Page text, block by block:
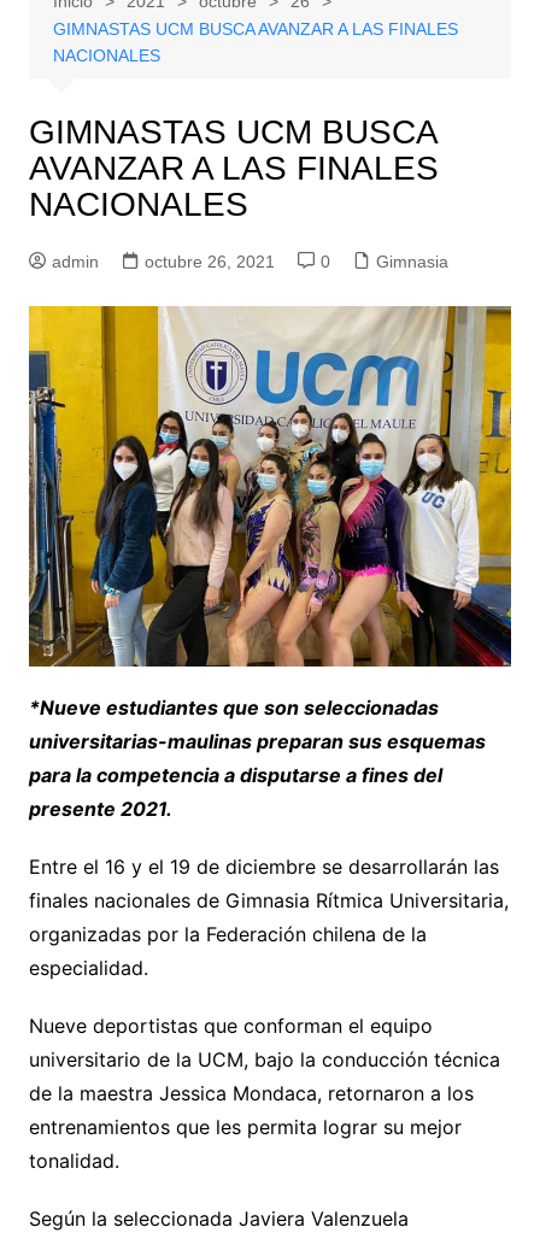
GIMNASTAS UCM BUSCA AVANZAR A LAS FINALES
NACIONALES
GIMNASTAS UCM BUSCA
AVANZAR A LAS FINALES
NACIONALES
admin octubre 26, 2021 0 Gimnasia
*Nueve estudiantes que son seleccionadas
universitarias-maulinas preparan sus esquemas
para la competencia a disputarse a fines del
presente 2021.
Entre el 16 y el 19 de diciembre se desarrollarán las
finales nacionales de Gimnasia Rítmica Universitaria,
organizadas por la Federación chilena de la
especialidad.
Nueve deportistas que conforman el equipo
universitario de la UCM, bajo la conducción técnica
de la maestra Jessica Mondaca, retornaron a los
entrenamientos que les permita lograr su mejor
tonalidad.
Según la seleccionada Javiera Valenzuela